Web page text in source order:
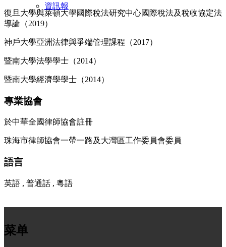
資訊報
復旦大學與萊頓大學國際稅法研究中心國際稅法及稅收協定法
導論（2019）
神戶大學亞洲法律與爭端管理課程（2017）
暨南大學法學學士（2014）
暨南大學經濟學學士（2014）
專業協會
於中華全國律師協會註冊
珠海市律師協會一帶一路及大灣區工作委員會委員
語言
英語 , 普通話 , 粵語
菜单